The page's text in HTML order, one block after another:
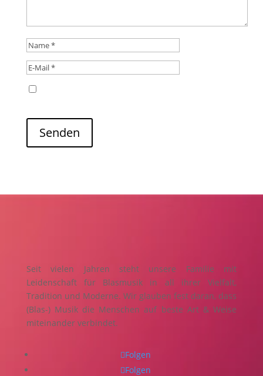
Senden
Seit vielen Jahren steht unsere Familie mit
Leidenschaft für Blasmusik in all ihrer Vielfalt,
Tradition und Moderne. Wir glauben fest daran, dass
(Blas-) Musik die Menschen auf beste Art & Weise
miteinander verbindet.
Folgen
Folgen